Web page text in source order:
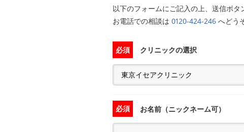
以下のフォームにご記入の上、送信ボタ
お電話での相談は 0120-424-246 へどう
必須 クリニックの選択
必須 お名前（ニックネーム可）